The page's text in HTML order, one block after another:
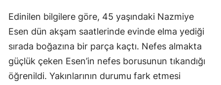
Edinilen bilgilere göre, 45 yaşındaki Nazmiye
Esen dün akşam saatlerinde evinde elma yediği
sırada boğazına bir parça kaçtı. Nefes almakta
güçlük çeken Esen’in nefes borusunun tıkandığı
öğrenildi. Yakınlarının durumu fark etmesi